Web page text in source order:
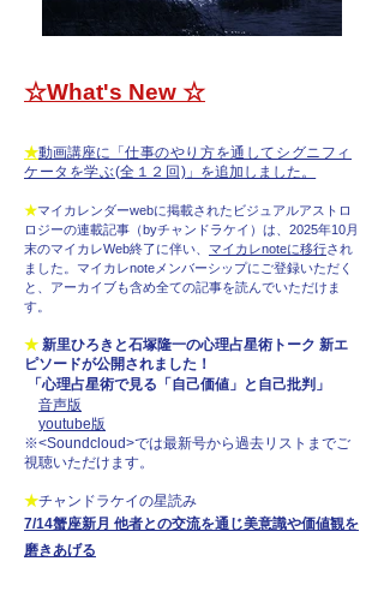
☆What's New ☆
★動画講座に 「 仕事のやり方を通してシグニフィ
ケータを学ぶ(全１２回) 」を追加しました。
★マイカレンダーwebに掲載された ビジュアルアストロ
ロジーの連載記事（byチャンドラケイ）は、2025年10月
末のマイカレWeb終了に伴い、 マイカレnoteに移行され
ました。マイカレnoteメンバーシップにご登録いただく
と、アーカイブも含め全ての記事を読んでいただけま
す。
★ 新里ひろきと石塚隆一の心理占星術トーク 新エ
ピソードが公開されました！
「心理占星術で見る「自己価値」と自己批判」
音声版
youtube版
※<Soundcloud>では最新号から過去リストまでご
視聴いただけます。
★チャンドラケイの星読み
7/14蟹座新月 他者との交流を通じ美意識や価値観を
磨きあげる